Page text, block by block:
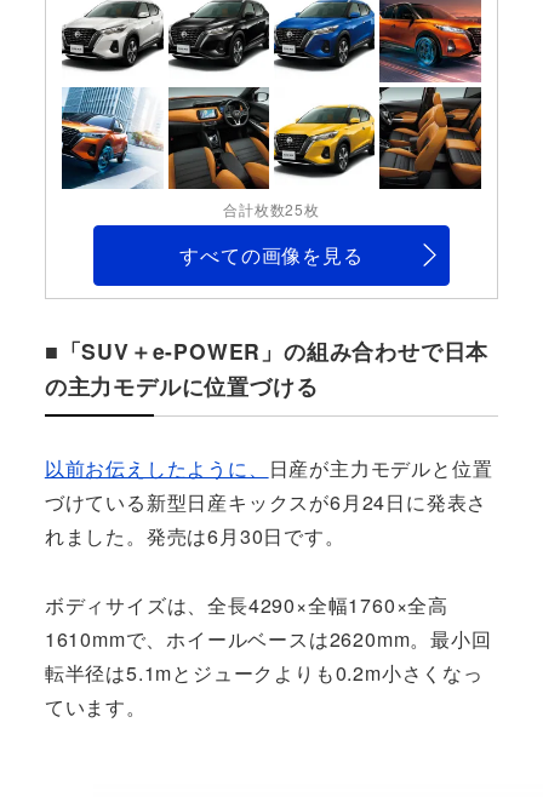
合計枚数25枚
すべての画像を見る
■「SUV＋e-POWER」の組み合わせで日本
の主力モデルに位置づける
以前お伝えしたように、
日産が主力モデルと位置
づけている新型日産キックスが6月24日に発表さ
れました。発売は6月30日です。
ボディサイズは、全長4290×全幅1760×全高
1610mmで、ホイールベースは2620mm。最小回
転半径は5.1mとジュークよりも0.2m小さくなっ
ています。